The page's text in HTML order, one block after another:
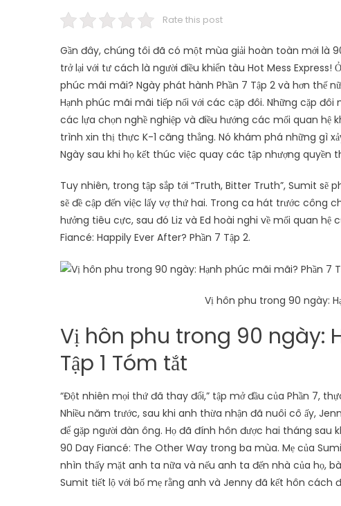
Rate this post
Gần đây, chúng tôi đã có một mùa giải hoàn toàn mới là
trở lại với tư cách là người điều khiển tàu Hot Mess
phúc mãi mãi? Ngày phát hành Phần 7 Tập 2 và hơn thế
Hạnh phúc mãi mãi tiếp nối với các cặp đôi. Những cặp
các lựa chọn nghề nghiệp và điều hướng các mối quan
trình xin thị thực K-1 căng thẳng. Nó khám phá những gì
Ngày sau khi họ kết thúc việc quay các tập nhượng quyền
Tuy nhiên, trong tập sắp tới “Truth, Bitter Truth”, Sumit
sẽ đề cập đến việc lấy vợ thứ hai. Trong ca hát trước công
hưởng tiêu cực, sau đó Liz và Ed hoài nghi về mối quan
Fiancé: Happily Ever After? Phần 7 Tập 2.
Vị hôn phu trong 90 ngày:
Vị hôn phu trong 90 ngày:
Tập 1 Tóm tắt
“Đột nhiên mọi thứ đã thay đổi,” tập mở đầu của Phần 7,
Nhiều năm trước, sau khi anh thừa nhận đã nuôi cô ấy,
để gặp người đàn ông. Họ đã đính hôn được hai tháng
90 Day Fiancé: The Other Way trong ba mùa. Mẹ của
nhìn thấy mặt anh ta nữa và nếu anh ta đến nhà của họ,
Sumit tiết lộ với bố mẹ rằng anh và Jenny đã kết hôn cách